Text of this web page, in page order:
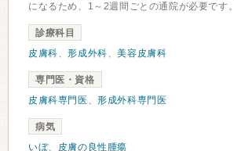
になるため、1～2週間ごとの通院が必要です。
診療科目
皮膚科、形成外科、美容皮膚科
専門医・資格
皮膚科専門医 、形成外科専門医
病気
いぼ、 皮膚の良性腫瘍